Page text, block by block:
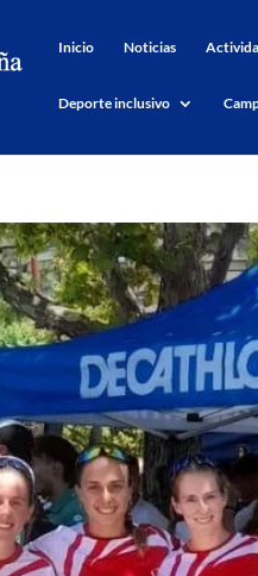
Inicio Noticias
Deporte inclusivo